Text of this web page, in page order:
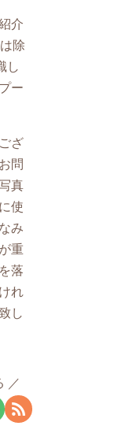
介
除
し
ー
ざ
問
真
使
み
重
落
れ
し